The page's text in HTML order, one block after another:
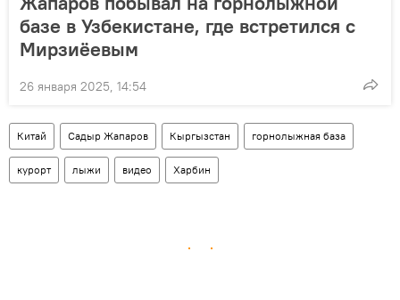
базе в Узбекистане, где встретился с
Мирзиёевым
26 января 2025, 14:54
Китай Садыр Жапаров Кыргызстан горнолыжная база
курорт лыжи видео Харбин